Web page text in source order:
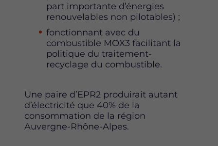
part importante d’énergies
renouvelables non pilotables) ;
fonctionnant avec du
combustible MOX3 facilitant la
politique du traitement-
recyclage du combustible.
Une paire d’EPR2 produirait autant
d’électricité que 40% de la
consommation de la région
Auvergne-Rhône-Alpes.